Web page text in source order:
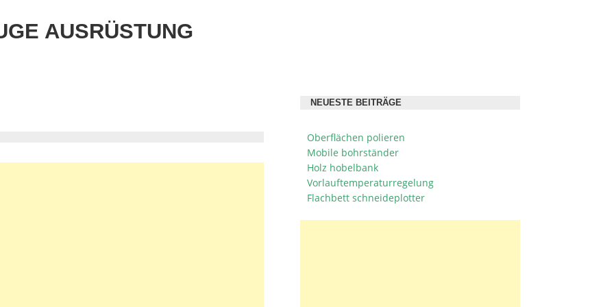
AUSRÜSTUNG
NEUESTE BEITRÄGE
Oberflächen polieren
Mobile bohrständer
Holz hobelbank
Vorlauftemperaturregelung
Flachbett schneideplotter